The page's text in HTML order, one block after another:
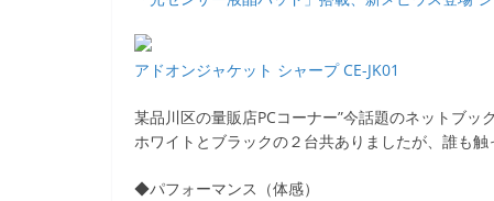
o
k
アドオンジャケット シャープ CE-JK01
某品川区の量販店PCコーナー”今話題のネットブッ
ホワイトとブラックの２台共ありましたが、誰も
◆パフォーマンス（体感）